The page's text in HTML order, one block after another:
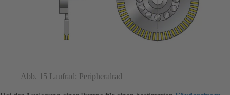
Abb. 15 Laufrad: Peripheralrad